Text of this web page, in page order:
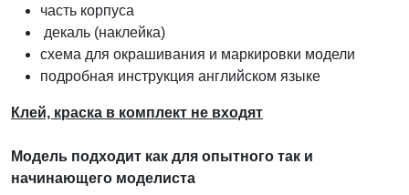
часть корпуса
декаль (наклейка)
схема для окрашивания и маркировки модели
подробная инструкция английском языке
Клей, краска в комплект не входят
Модель подходит как для опытного так и
начинающего моделиста